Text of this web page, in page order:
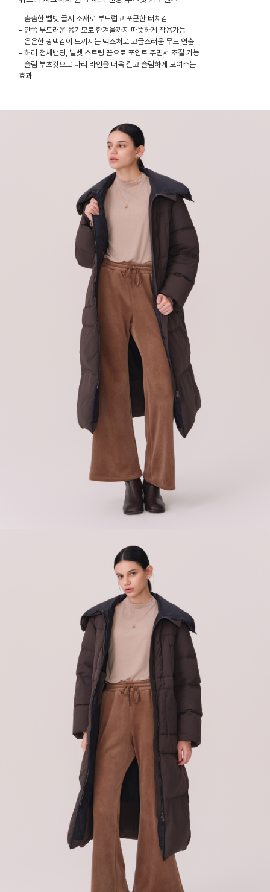
- 촘촘한 벨벳 골지 소재로 부드럽고 포근한 터치감
- 안쪽 부드러운 융기모로 한겨울까지 따뜻하게 착용가능
- 은은한 광택감이 느껴지는 텍스처로 고급스러운 무드 연출
- 허리 전체밴딩, 벨벳 스트링 끈으로 포인트 주면서 조절 가능
- 슬림 부츠컷으로 다리 라인을 더욱 길고 슬림하게 보여주는
효과